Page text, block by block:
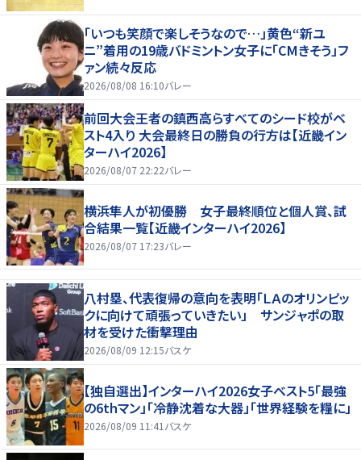
「いつも笑顔で楽しそうなので…」黄色“新ユ
ニ”着用の19歳バドミントン女子に「CMきそう」フ
ァン続々反応
2026/08/08 16:10バレー
前回大会王者の鎮西高らすべてのシード校がベ
スト4入り 大会最終日の勝負の行方は【近畿イン
ターハイ2026】
2026/08/07 22:22バレー
横浜隼人が初優勝 女子最終順位と個人賞、試
合結果一覧【近畿インターハイ2026】
2026/08/07 17:23バレー
八村塁、代表復帰の意向を表明「ＬＡのオリンピッ
クに向けて頑張っていきたい」 サンジャポの取
材を受けた衝撃理由
2026/08/09 12:15バスケ
【独自選出】インターハイ2026女子ベスト5「最強
の6thマン」「冷静沈着な大器」「世界経験を糧に」
2026/08/09 11:41 バスケ